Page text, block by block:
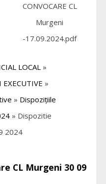
CONVOCARE CL
Murgeni
-17.09.2024.pdf
LOCAL »
»
» Dispozițiile
» Dispozitie
2024
CL Murgeni 30 09